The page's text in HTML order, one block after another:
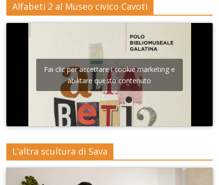
Alfabeti 2 al Museo civico Cavoti
Fai clic per accettare i cookie marketing e
abilitare questo contenuto
L’altra scultura di Sava